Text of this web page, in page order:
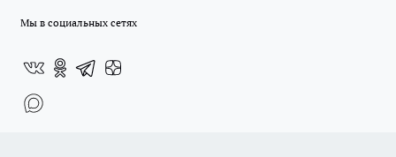
Мы в социальных сетях